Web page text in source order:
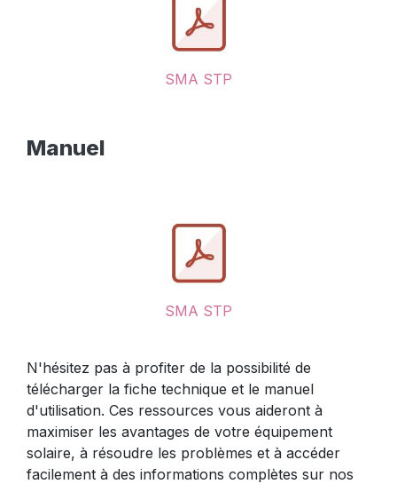
SMA STP
Manuel
SMA STP
N'hésitez pas à profiter de la possibilité de
télécharger la fiche technique et le manuel
d'utilisation. Ces ressources vous aideront à
maximiser les avantages de votre équipement
solaire, à résoudre les problèmes et à accéder
facilement à des informations complètes sur nos